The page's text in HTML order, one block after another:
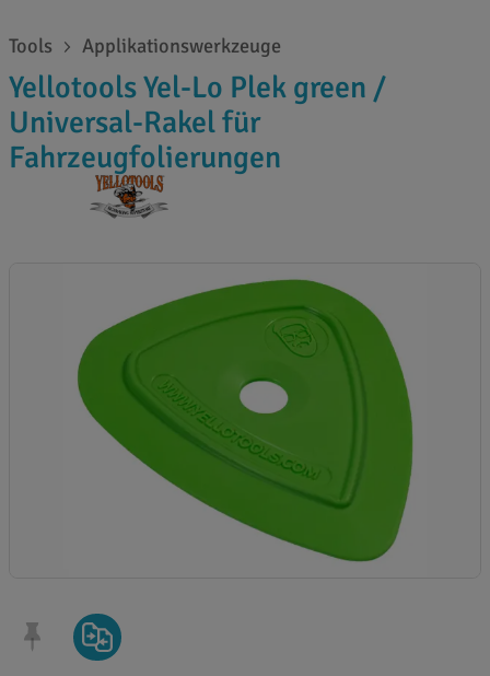
Tools Applikationswerkzeuge
Yellotools Yel-Lo Plek green /
Universal-Rakel für
Fahrzeugfolierungen